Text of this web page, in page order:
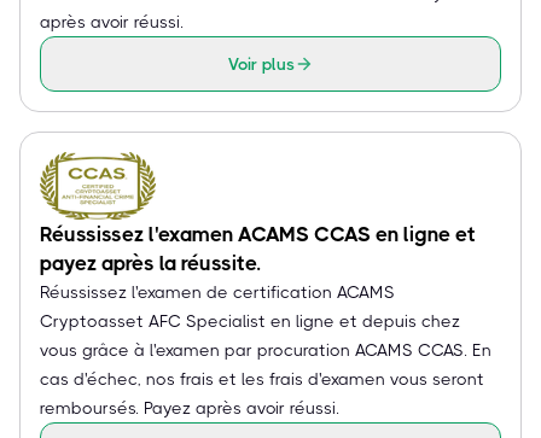
après avoir réussi.
Voir plus
Réussissez l'examen ACAMS CCAS en ligne et
payez après la réussite.
Réussissez l'examen de certification ACAMS
Cryptoasset AFC Specialist en ligne et depuis chez
vous grâce à l'examen par procuration ACAMS CCAS. En
cas d'échec, nos frais et les frais d'examen vous seront
remboursés. Payez après avoir réussi.